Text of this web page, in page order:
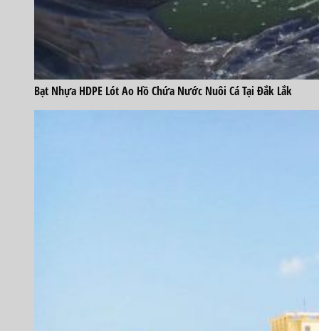
Bạt Nhựa HDPE Lót Ao Hồ Chứa Nước Nuôi Cá Tại Đắk Lắk